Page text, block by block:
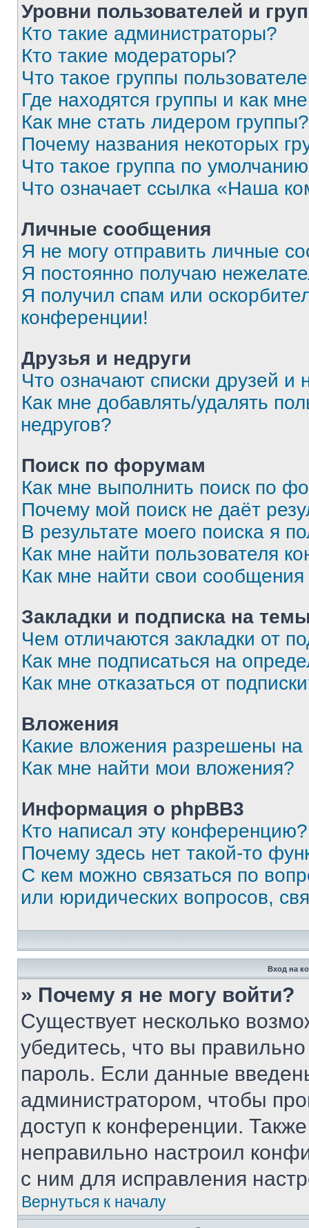
Уровни пользователей и
Кто такие администраторы?
Кто такие модераторы?
Что такое группы
Где находятся группы и как
Как мне стать лидером группы?
Почему названия некоторых
Что такое группа по
Что означает ссылка «Наша
Личные сообщения
Я не могу отправить личные
Я постоянно получаю
Я получил спам или
конференции!
Друзья и недруги
Что означают списки друзей и
Как мне добавлять/удалять
недругов?
Поиск по форумам
Как мне выполнить поиск по
Почему мой поиск не даёт
В результате моего поиска я
Как мне найти пользователя
Как мне найти свои
Закладки и подписка на
Чем отличаются закладки от
Как мне подписаться на
Как мне отказаться от
Вложения
Какие вложения разрешены
Как мне найти мои вложения?
Информация о phpBB3
Кто написал эту конференцию?
Почему здесь нет такой-то
С кем можно связаться по
или юридических вопросов,
Вход на
» Почему я не могу войти?
Существует несколько
убедитесь, что вы
пароль. Если данные
администратором, чтобы
доступ к конференции.
неправильно настроил
с ним для исправления
Вернуться к началу